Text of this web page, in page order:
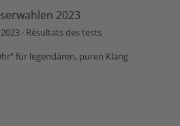
2023
Résultats des tests
für legendären, puren Klang